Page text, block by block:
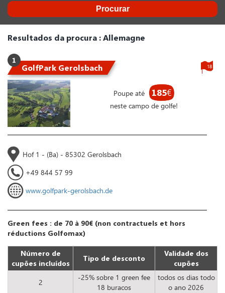
Resultados da procura : Allemagne
1
GolfPark Gerolsbach
Poupe até 185€
neste campo de golfe!
18
Hof 1 - (Ba) - 85302 Gerolsbach
+49 844 57 99
www.golfpark-gerolsbach.de
Green fees : de 70 à 90€ (non contractuels et hors
réductions Golfomax)
Número de
cupões incluídos
Tipo de desconto
Validade dos
cupões
2
-25% sobre 1 green fee
18 buracos
todos os dias todo
o ano 2026